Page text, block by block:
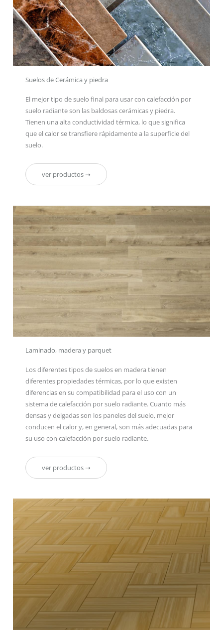
Suelos de Cerámica y piedra
El mejor tipo de suelo final para usar con calefacción por
suelo radiante son las baldosas cerámicas y piedra.
Tienen una alta conductividad térmica, lo que significa
que el calor se transfiere rápidamente a la superficie del
suelo.
ver productos ➝
Laminado, madera y parquet
Los diferentes tipos de suelos en madera tienen
diferentes propiedades térmicas, por lo que existen
diferencias en su compatibilidad para el uso con un
sistema de calefacción por suelo radiante. Cuanto más
densas y delgadas son los paneles del suelo, mejor
conducen el calor y, en general, son más adecuadas para
su uso con calefacción por suelo radiante.
ver productos ➝